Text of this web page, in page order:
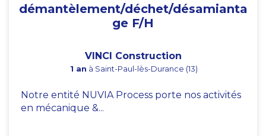
démantèlement/déchet/désamianta
ge F/H
VINCI Construction
1 an à Saint-Paul-lès-Durance (13)
Notre entité NUVIA Process porte nos activités
en mécanique &...